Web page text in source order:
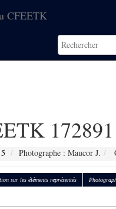
CFEETK
172891
Photographe : Maucor J.
sur les éléments représentés